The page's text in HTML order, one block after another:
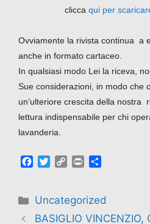
clicca qui per
Ovviamente la rivista continua a
anche in formato cartaceo.
In qualsiasi modo Lei la riceva,
Sue considerazioni, in modo che
un’ulteriore crescita della nostra
lettura indispensabile per chi
lavanderia.
e
t
C
y
n
d
Uncategorized
BASIGLIO VINCENZIO,